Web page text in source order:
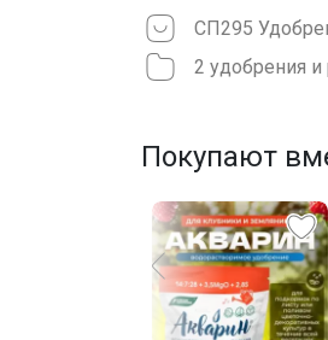
2 удобрения и
Покупают